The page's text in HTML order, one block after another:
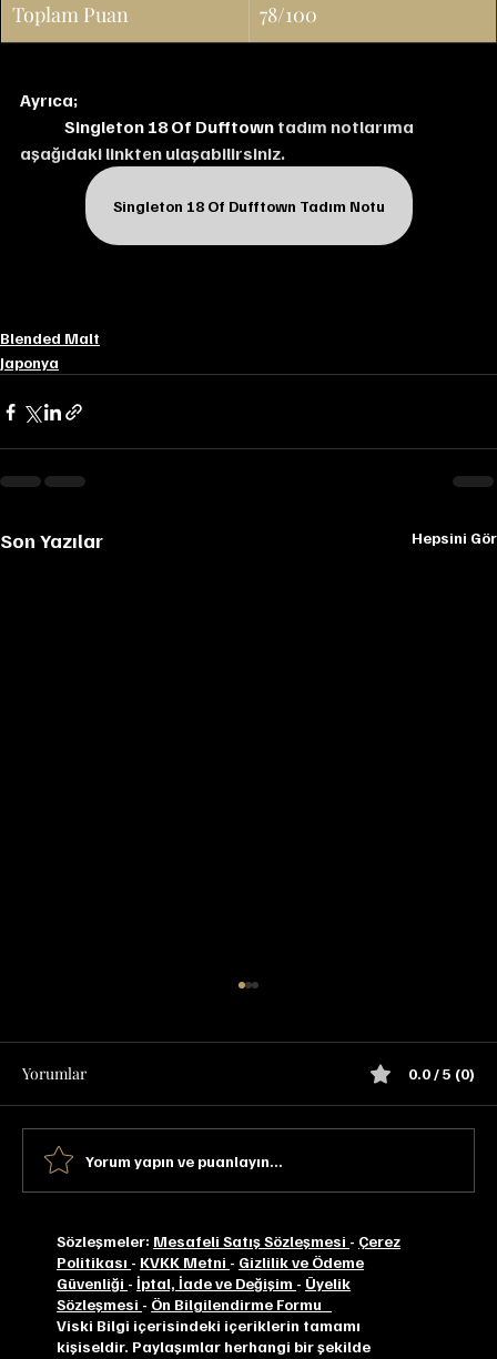
Toplam Puan 78/100
Ayrıca;
Singleton 18 Of Dufftown tadım notlarıma
aşağıdaki linkten ulaşabilirsiniz.
Singleton 18 Of Dufftown Tadım Notu
Blended Malt
Japonya
Son Yazılar Hepsini Gör
Jack Daniel's Gentleman Jack Tadım Notu
Yorumlar 0.0 / 5 (0)
Yorum yapın ve puanlayın...
Sözleşmeler: Mesafeli Satış Sözleşmesi - Çerez
Politikası - KVKK Metni - Gizlilik ve Ödeme
Güvenliği -İptal, İade ve Değişim - Üyelik
Sözleşmesi - Ön Bilgilendirme Formu
Viski Bilgi içerisindeki içeriklerin tamamı
kişiseldir. Paylaşımlar herhangi bir şekilde